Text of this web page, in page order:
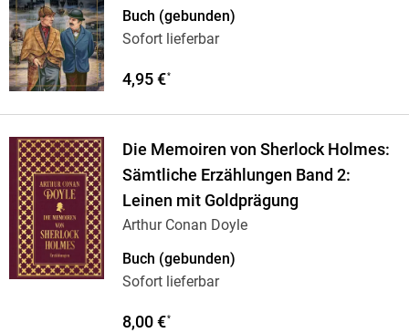
Buch (gebunden)
Sofort lieferbar
4,95 €*
Die Memoiren von Sherlock Holmes:
Sämtliche Erzählungen Band 2:
Leinen mit Goldprägung
Arthur Conan Doyle
Buch (gebunden)
Sofort lieferbar
8,00 €*